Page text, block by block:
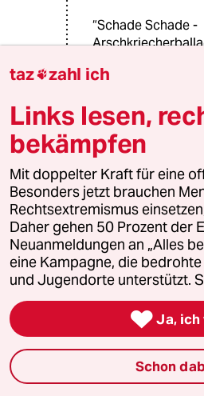
“Schade Schade -
& zu ehram
““Wie früher die
heute das
erlangt, zu
Form Nachrichten
werden sollen,
auch, wie wir
Indem das
Nachrichten in
regt es andere
Nachahmung an,
gesamte
Fernsehen
(S. 138)
Neil Postman “Wir
taz zahl ich
Links lesen,
bekämpfen
Mit doppelter Kraft für eine
Besonders jetzt brauchen
Rechtsextremismus
Daher gehen 50 Prozent der
Neuanmeldungen an „Alles
eine Kampagne, die
und Jugendorte unterstützt.
 Ja, ich
Schon